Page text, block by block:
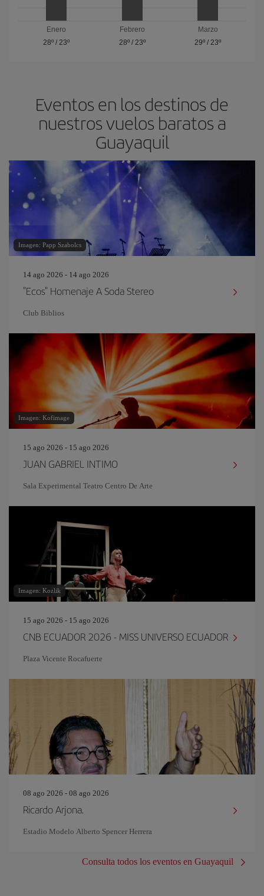
Enero
28º/ 23º
Febrero
28º/ 23º
Marzo
29º /23º
Eventos en los destinos de
nuestros vuelos baratos a
Guayaquil
Imagen: Papp Szabolcs
14 ago 2026 - 14 ago 2026
"Ecos" Homenaje A Soda Stereo
Club Biblios
Imagen: Kofimage
15 ago 2026 - 15 ago 2026
JUAN GABRIEL INTIMO
Sala Experimental Teatro Centro De Arte
Imagen: Kozlik
15 ago 2026 - 15 ago 2026
CNB ECUADOR 2026 - MISS UNIVERSO ECUADOR
Plaza Vicente Rocafuerte
08 ago 2026 - 08 ago 2026
Ricardo Arjona.
Estadio Modelo Alberto Spencer Herrera
Consulta todos los eventos en Guayaquil